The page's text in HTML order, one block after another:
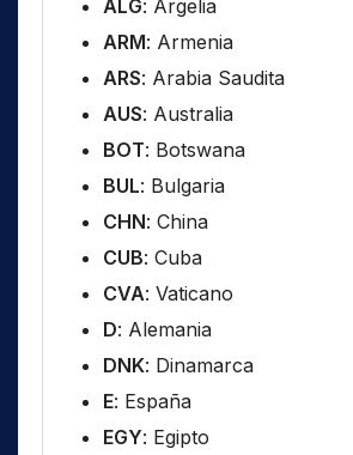
ALG: Argelia
ARM: Armenia
ARS: Arabia Saudita
AUS: Australia
BOT: Botswana
BUL: Bulgaria
CHN: China
CUB: Cuba
CVA: Vaticano
D: Alemania
DNK: Dinamarca
E: España
EGY: Egipto